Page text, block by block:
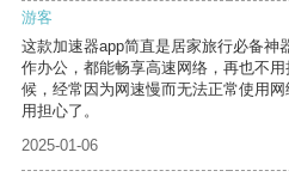
游客
这款加速器app简直是居家旅行必备神
作办公，都能畅享高速网络，再也不
候，经常因为网速慢而无法正常使用
用担心了。
2025-01-06